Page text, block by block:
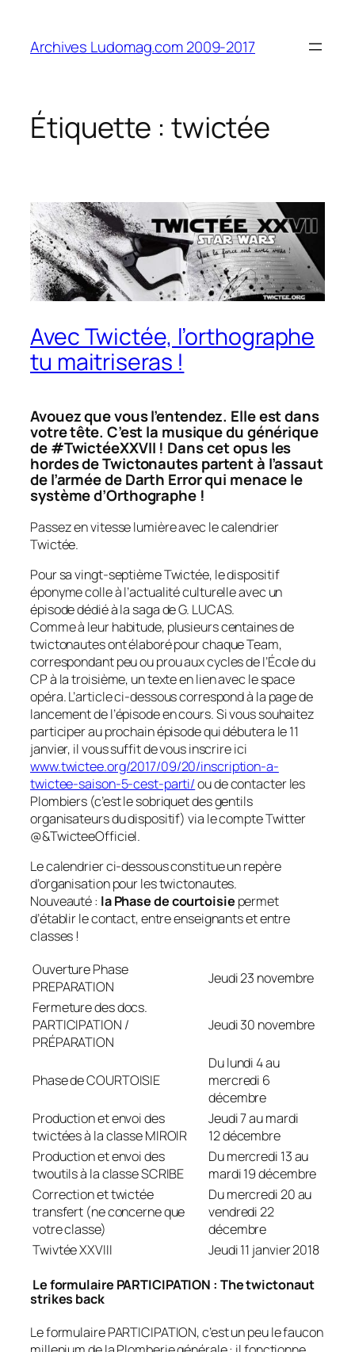
contenu
Archives Ludomag.com 2009-2017
Étiquette : twictée
Avec Twictée, l’orthographe
tu maitriseras !
Avouez que vous l’entendez. Elle est dans
votre tête. C’est la musique du générique
de #TwictéeXXVII ! Dans cet opus les
hordes de Twictonautes partent à l’assaut
de l’armée de Darth Error qui menace le
système d’Orthographe !
Passez en vitesse lumière avec le calendrier
Twictée.
Pour sa vingt-septième Twictée, le dispositif
éponyme colle à l’actualité culturelle avec un
épisode dédié à la saga de G. LUCAS.
Comme à leur habitude, plusieurs centaines de
twictonautes ont élaboré pour chaque Team,
correspondant peu ou prou aux cycles de l’École du
CP à la troisième, un texte en lien avec le space
opéra. L’article ci-dessous correspond à la page de
lancement de l’épisode en cours. Si vous souhaitez
participer au prochain épisode qui débutera le 11
janvier, il vous suffit de vous inscrire ici
www.twictee.org/2017/09/20/inscription-a-
twictee-saison-5-cest-parti/ou de contacter les
Plombiers (c’est le sobriquet des gentils
organisateurs du dispositif) via le compte Twitter
@&TwicteeOfficiel.
Le calendrier ci-dessous constitue un repère
d’organisation pour les twictonautes.
Nouveauté : la Phase de courtoisie permet
d’établir le contact, entre enseignants et entre
classes !
Ouverture Phase
PREPARATION
Jeudi 23 novembre
Fermeture des docs.
PARTICIPATION /
PRÉPARATION
Jeudi 30 novembre
Phase de COURTOISIE
Du lundi 4 au
mercredi 6
décembre
Production et envoi des
twictées à la classe MIROIR
Jeudi 7 au mardi
12 décembre
Production et envoi des
twoutils à la classe SCRIBE
Du mercredi 13 au
mardi 19 décembre
Correction et twictée
transfert (ne concerne que
votre classe)
Du mercredi 20 au
vendredi 22
décembre
Twivtée XXVIII
Jeudi 11 janvier 2018
Le formulaire PARTICIPATION : The twictonaut
strikes back
Le formulaire PARTICIPATION, c’est un peu le faucon